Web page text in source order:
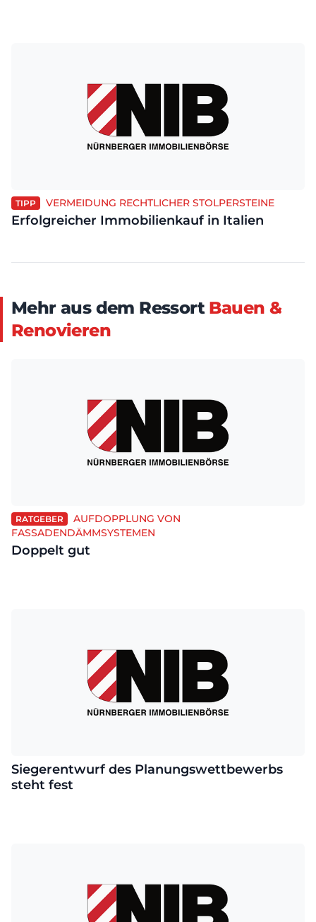
TIPP VERMEIDUNG RECHTLICHER STOLPERSTEINE
Erfolgreicher Immobilienkauf in Italien
Mehr aus dem Ressort Bauen &
Renovieren
RATGEBER
AUFDOPPLUNG VON
FASSADENDÄMMSYSTEMEN
Doppelt gut
Siegerentwurf des Planungswettbewerbs
steht fest